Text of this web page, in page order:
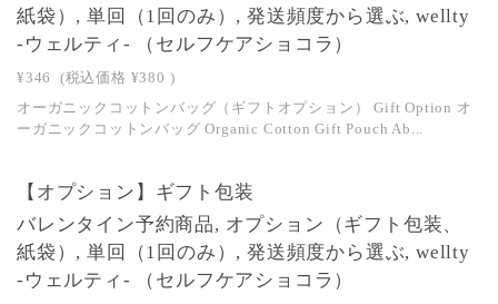
紙袋）, 単回（1回のみ）, 発送頻度から選ぶ, wellty
-ウェルティ- （セルフケアショコラ）
¥346 (税込価格 ¥380 )
オーガニックコットンバッグ（ギフトオプション） Gift Option オ
ーガニックコットンバッグ Organic Cotton Gift Pouch Ab...
【オプション】ギフト包装
バレンタイン予約商品, オプション（ギフト包装、
紙袋）, 単回（1回のみ）, 発送頻度から選ぶ, wellty
-ウェルティ- （セルフケアショコラ）